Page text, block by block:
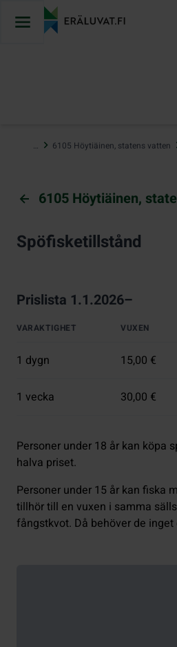
… 6105 Höytiäinen, statens vatten
6105 Höytiäinen,
Spöfisketillstånd
Prislista 1.1.2026–
VARAKTIGHET VUXEN
1 dygn 15,00 €
1 vecka 30,00 €
Personer under 18 år kan köpa
halva priset.
Personer under 15 år kan fiska
tillhör till en vuxen i samma
fångstkvot. Då behöver de